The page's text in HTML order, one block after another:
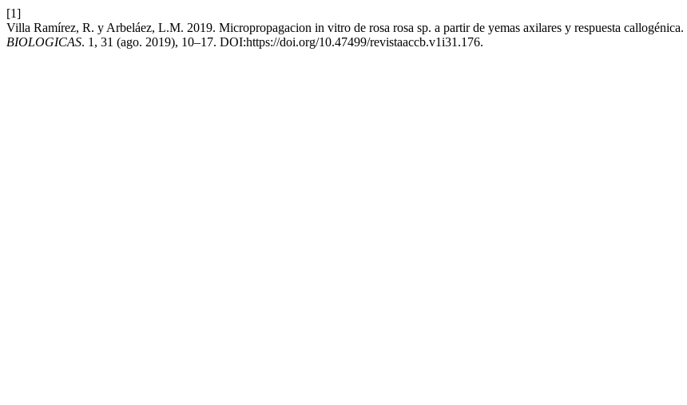
[1]
Villa Ramírez, R. y Arbeláez, L.M. 2019. Micropropagacion in vitro de rosa rosa sp. a partir de yemas axilares y respuesta callogénica.
BIOLOGICAS. 1, 31 (ago. 2019), 10–17. DOI:https://doi.org/10.47499/revistaaccb.v1i31.176.